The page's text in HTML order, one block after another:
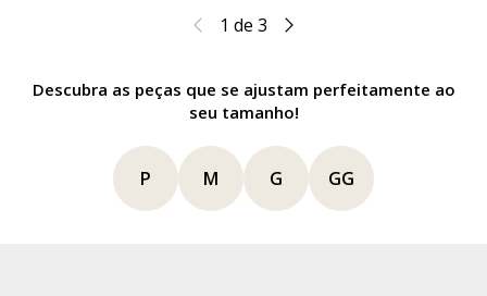
1 de 3
Descubra as peças que se ajustam perfeitamente ao
seu tamanho!
P M G GG